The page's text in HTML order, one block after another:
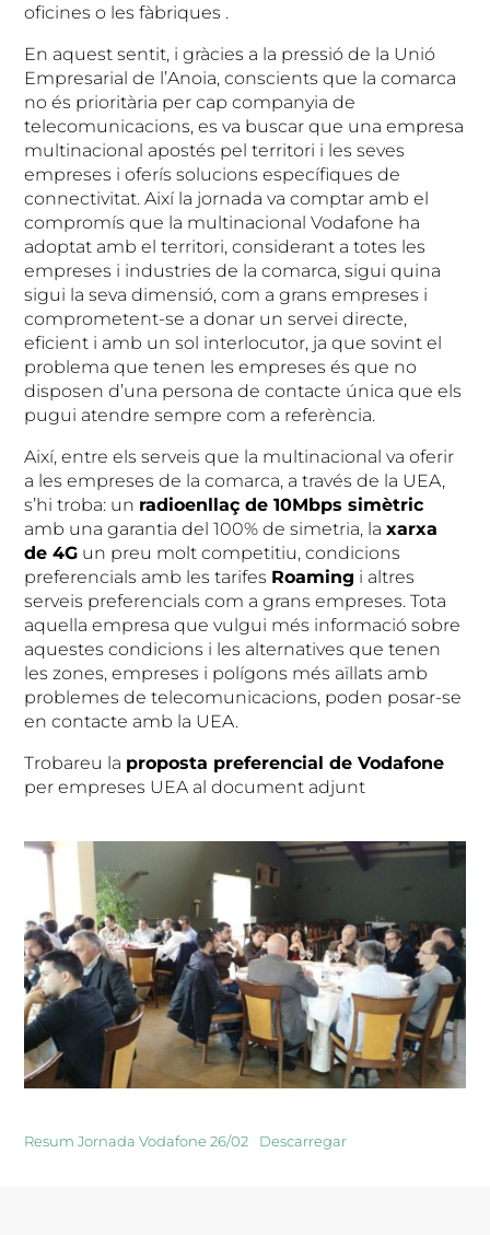
oficines o les fàbriques .
En aquest sentit, i gràcies a la pressió de la Unió
Empresarial de l’Anoia, conscients que la comarca
no és prioritària per cap companyia de
telecomunicacions, es va buscar que una empresa
multinacional apostés pel territori i les seves
empreses i oferís solucions específiques de
connectivitat. Així la jornada va comptar amb el
compromís que la multinacional Vodafone ha
adoptat amb el territori, considerant a totes les
empreses i industries de la comarca, sigui quina
sigui la seva dimensió, com a grans empreses i
comprometent-se a donar un servei directe,
eficient i amb un sol interlocutor, ja que sovint el
problema que tenen les empreses és que no
disposen d’una persona de contacte única que els
pugui atendre sempre com a referència.
Així, entre els serveis que la multinacional va oferir
a les empreses de la comarca, a través de la UEA,
s’hi troba: un radioenllaç de 10Mbps simètric
amb una garantia del 100% de simetria, laxarxa
de 4G un preu molt competitiu, condicions
preferencials amb les tarifes Roaming i altres
serveis preferencials com a grans empreses. Tota
aquella empresa que vulgui més informació sobre
aquestes condicions i les alternatives que tenen
les zones, empreses i polígons més aïllats amb
problemes de telecomunicacions, poden posar-se
en contacte amb la UEA.
Trobareu la proposta preferencial de Vodafone
per empreses UEA al document adjunt
Resum Jornada Vodafone 26/02 Descarregar